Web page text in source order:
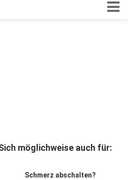
möglichweise auch für:
Schmerz abschalten?